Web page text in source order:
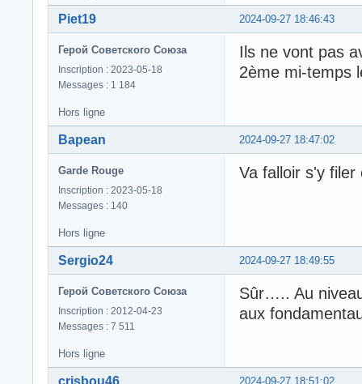
2024-09-27 18:46:43
Piet19
Герой Советского Союза
Inscription : 2023-05-18
Messages : 1 184
Ils ne vont pas
2ème mi-temps
Hors ligne
2024-09-27 18:47:02
Bapean
Garde Rouge
Inscription : 2023-05-18
Messages : 140
Va falloir s'y
Hors ligne
2024-09-27 18:49:55
Sergio24
Герой Советского Союза
Inscription : 2012-04-23
Messages : 7 511
Sûr….. Au
aux
Hors ligne
2024-09-27 18:51:02
crisbou46